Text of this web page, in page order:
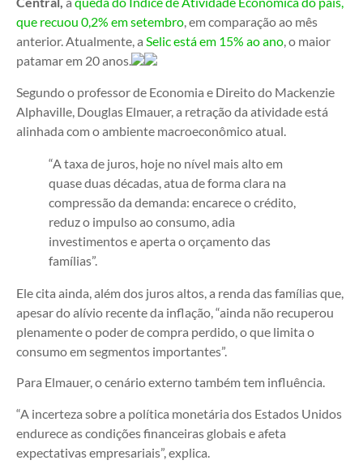
que recuou 0,2% em setembro, em comparação ao mês
anterior. Atualmente, a Selic está em 15% ao ano, o maior
patamar em 20 anos.
Segundo o professor de Economia e Direito do Mackenzie
Alphaville, Douglas Elmauer, a retração da atividade está
alinhada com o ambiente macroeconômico atual.
“A taxa de juros, hoje no nível mais alto em
quase duas décadas, atua de forma clara na
compressão da demanda: encarece o crédito,
reduz o impulso ao consumo, adia
investimentos e aperta o orçamento das
famílias”.
Ele cita ainda, além dos juros altos, a renda das famílias que,
apesar do alívio recente da inflação, “ainda não recuperou
plenamente o poder de compra perdido, o que limita o
consumo em segmentos importantes”.
Para Elmauer, o cenário externo também tem influência.
“A incerteza sobre a política monetária dos Estados Unidos
endurece as condições financeiras globais e afeta
expectativas empresariais”, explica.